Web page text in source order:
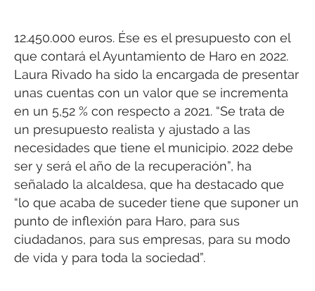
12.450.000 euros. Ése es el presupuesto con el
que contará el Ayuntamiento de Haro en 2022.
Laura Rivado ha sido la encargada de presentar
unas cuentas con un valor que se incrementa
en un 5,52 % con respecto a 2021. “Se trata de
un presupuesto realista y ajustado a las
necesidades que tiene el municipio. 2022 debe
ser y será el año de la recuperación”, ha
señalado la alcaldesa, que ha destacado que
“lo que acaba de suceder tiene que suponer un
punto de inflexión para Haro, para sus
ciudadanos, para sus empresas, para su modo
de vida y para toda la sociedad”.